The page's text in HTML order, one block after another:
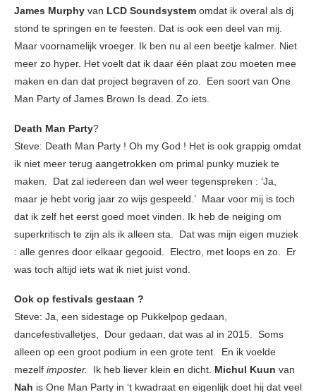
James Murphy van LCD Soundsystem omdat ik overal als dj
stond te springen en te feesten. Dat is ook een deel van mij.
Maar voornamelijk vroeger. Ik ben nu al een beetje kalmer. Niet
meer zo hyper. Het voelt dat ik daar één plaat zou moeten mee
maken en dan dat project begraven of zo. Een soort van One
Man Party of James Brown Is dead. Zo iets.
Death Man Party?
Steve: Death Man Party ! Oh my God ! Het is ook grappig omdat
ik niet meer terug aangetrokken om primal punky muziek te
maken. Dat zal iedereen dan wel weer tegenspreken : ‘Ja,
maar je hebt vorig jaar zo wijs gespeeld.’ Maar voor mij is toch
dat ik zelf het eerst goed moet vinden. Ik heb de neiging om
superkritisch te zijn als ik alleen sta. Dat was mijn eigen muziek
: alle genres door elkaar gegooid. Electro, met loops en zo. Er
was toch altijd iets wat ik niet juist vond.
Ook op festivals gestaan ?
Steve: Ja, een sidestage op Pukkelpop gedaan,
dancefestivalletjes, Dour gedaan, dat was al in 2015. Soms
alleen op een groot podium in een grote tent. En ik voelde
mezelf imposter. Ik heb liever klein en dicht. Michul Kuun van
Nah is One Man Party in ‘t kwadraat en eigenlijk doet hij dat veel